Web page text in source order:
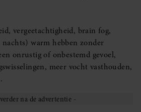
vergeetachtigheid, brain fog,
nachts) warm hebben zonder
onrustig of onbestemd gevoel,
meer vocht vasthouden,